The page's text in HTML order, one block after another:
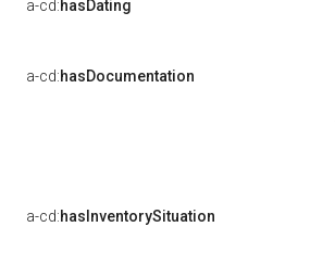
a-cd:hasDating
a-cd:hasDocumentation
a-cd:hasInventorySituation